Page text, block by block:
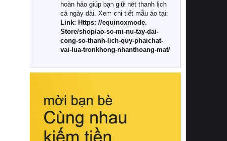
Khác với các dòng sản phẩm thông
thường, những bộ chăn ga gối đệm
cao cấp trải qua quy trình sản xuất
nghiêm ngặt từ khâu chọn lọc nguyên
liệu tự nhiên đến công nghệ dệt
nhuộm hiện đại không chứa hóa chất
này, bạn sẽ cảm nhận rõ rệt sự khác
hồi chuẩn xác của phần đệm nâng đỡ
cột sống.
Bên cạnh đó, việc lựa chọn các dòng
sản phẩm đạt chuẩn chất lượng quốc
hoàn hảo giúp bạn giữ nét thanh lịch
cả ngày dài. Xem chi tiết mẫu áo tại:
Link: Https: //equinoxmode.
Store/shop/ao-so-mi-nu-tay-dai-
cong-so-thanh-lich-quy-phaichat-
vai-lua-tronkhong-nhanthoang-mat/